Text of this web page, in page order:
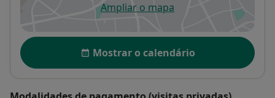
Ampliar o mapaabre num novo separador
Disponibilidade
Mostrar o calendário